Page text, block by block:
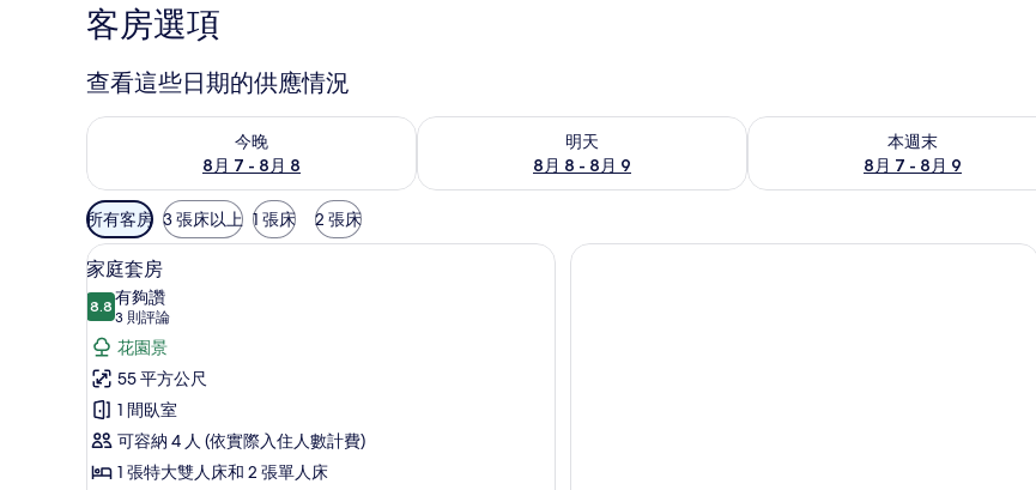
客房選項
查看這些日期的供應情況
今晚
8月 7 - 8月 8
查看今晚 (8月 7 - 8月 8) 的供應情況
明天
8月 8 - 8月 9
查看明天 (8月 8 - 8月 9) 的供應情況
本週末
8月 7 - 8月 9
查看本週末 (8月 7 - 8月 9) 的供應
可
用
的
客
房
篩
選
條
件
所有客房 3 張床以上 1 張床 2 張床
顯
示
家
庭
套
房
的
所
5
家庭套房
8.88.8 分，滿分 10 分
有夠讚
3 則評論
(3
則
評
論)
花園景
55 平方公尺
1 間臥室
可容納 4 人 (依實際入住人數計費)
1 張特大雙人床和 2 張單人床